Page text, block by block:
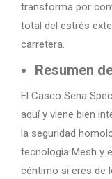
transforma por
total del estrés
carretera.
Resumen
El Casco Sena
aquí y viene bien
la seguridad
tecnología Mesh y
céntimo si eres de